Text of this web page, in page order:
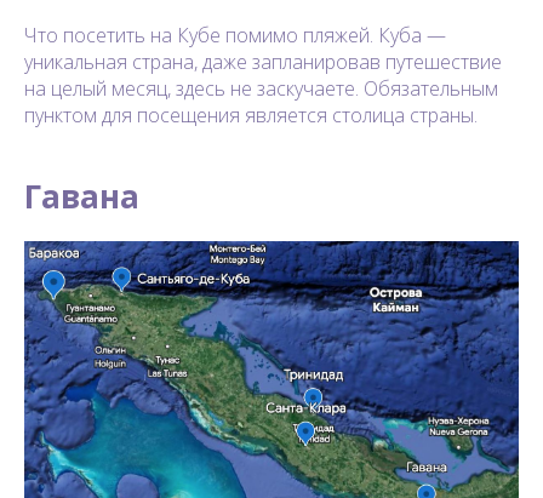
Что посетить на Кубе помимо пляжей. Куба —
уникальная страна, даже запланировав путешествие
на целый месяц, здесь не заскучаете. Обязательным
пунктом для посещения является столица страны.
Гавана